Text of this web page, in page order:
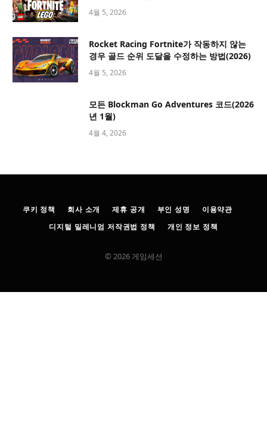
4월 5, 2026
Rocket Racing Fortnite가 작동하지 않는
경우 골드 순위 도달을 수정하는 방법(2026)
4월 5, 2026
모든 Blockman Go Adventures 코드(2026
년 1월)
4월 4, 2026
쿠키 정책 회사 소개 제휴 공개 부인 성명
이용약관
디지털 밀레니엄 저작권법 정책
개인 정보 정책
© 2026 게임세션